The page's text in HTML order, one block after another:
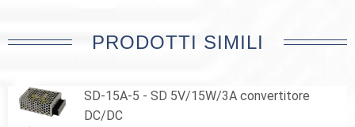
PRODOTTI SIMILI
SD-15A-5 - SD 5V/15W/3A convertitore
DC/DC